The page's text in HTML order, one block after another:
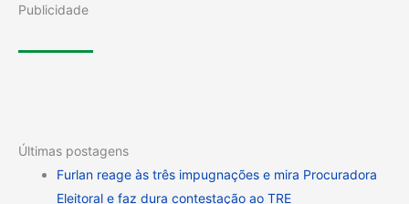
Publicidade
Últimas postagens
Furlan reage às três impugnações e mira Procuradora
Eleitoral e faz dura contestação ao TRE